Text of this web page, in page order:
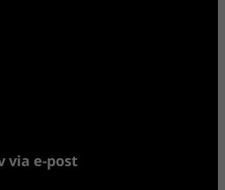
via e-post